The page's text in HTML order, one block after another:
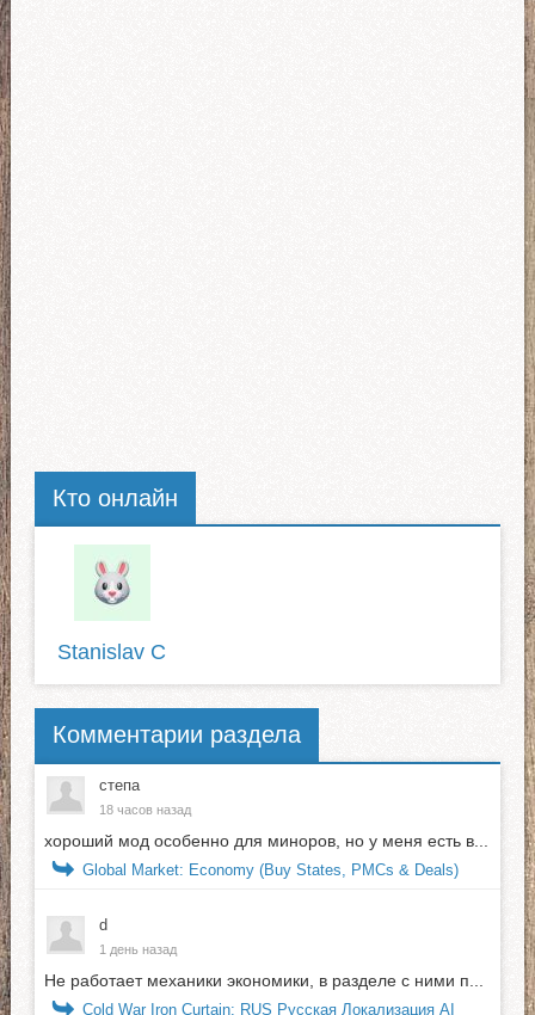
Кто онлайн
Stanislav C
Комментарии раздела
степа
18 часов назад
хороший мод особенно для миноров, но у меня есть в...
Global Market: Economy (Buy States, PMCs & Deals)
d
1 день назад
Не работает механики экономики, в разделе с ними п...
Cold War Iron Curtain: RUS Русская Локализация AI